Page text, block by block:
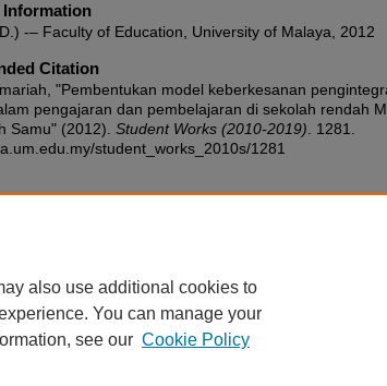
-– Faculty of Education, University of Malaya, 2012
Citation
"Pembentukan model keberkesanan
pengajaran dan pembelajaran di sekolah rendah
Samu" (2012). Student Works (2010-2019) . 1281.
student_works_2010s/1281
also use additional cookies to
You can manage your
see our Cookie Policy